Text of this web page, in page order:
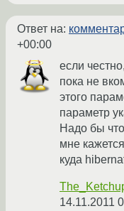
Ответ на:
+00:00
если
пока не
этого
параметр
Надо бы
мне
куда
14.11.2011